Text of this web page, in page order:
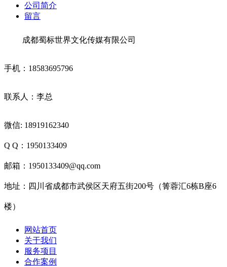
公司简介
留言
成都蜀标世界文化传媒有限公司
手机：18583695796
联系人：李总
微信: 18919162340
Q Q：1950133409
邮箱：1950133409@qq.com
地址：四川省成都市武侯区天府五街200号（箐蓉汇6栋B座6
楼）
网站首页
关于我们
服务项目
合作案例